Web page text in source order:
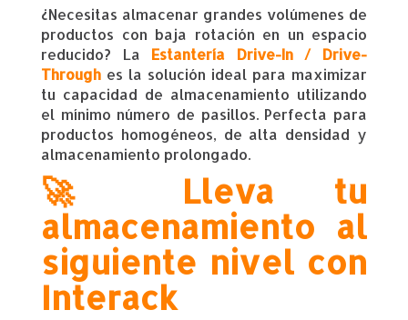
¿Necesitas almacenar grandes volúmenes de
productos con baja rotación en un espacio
reducido? La Estantería Drive-In / Drive-
Through es la solución ideal para maximizar
tu capacidad de almacenamiento utilizando
el mínimo número de pasillos. Perfecta para
productos homogéneos, de alta densidad y
almacenamiento prolongado.
🚀 Lleva tu
almacenamiento al
siguiente nivel con
Interack